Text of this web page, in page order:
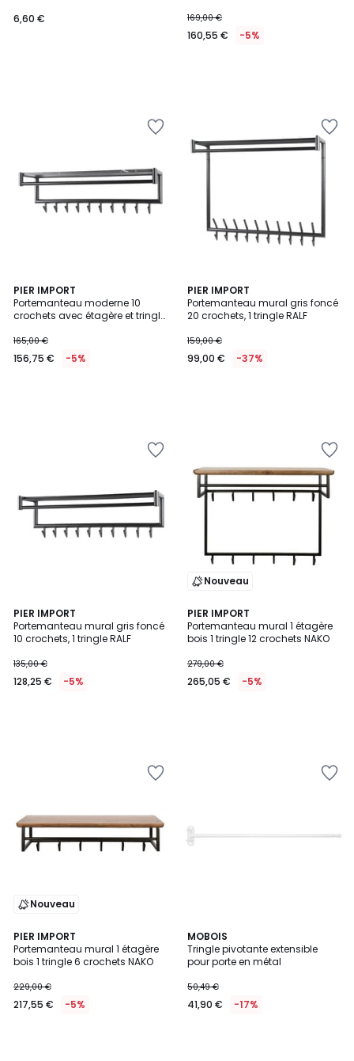
6,60 €
169,00 €
160,55 € -5%
PIER IMPORT
Portemanteau moderne 10
crochets avec étagère et tringle
165,00 €
156,75 € -5%
PIER IMPORT
Portemanteau mural gris foncé
20 crochets, 1 tringle RALF
159,00 €
99,00 € -37%
PIER IMPORT
Portemanteau mural gris foncé
10 crochets, 1 tringle RALF
135,00 €
128,25 € -5%
Nouveau
PIER IMPORT
Portemanteau mural 1 étagère
bois 1 tringle 12 crochets NAKO
279,00 €
265,05 € -5%
Nouveau
PIER IMPORT
Portemanteau mural 1 étagère
bois 1 tringle 6 crochets NAKO
229,00 €
217,55 € -5%
MOBOIS
Tringle pivotante extensible
pour porte en métal
50,49 €
41,90 € -17%